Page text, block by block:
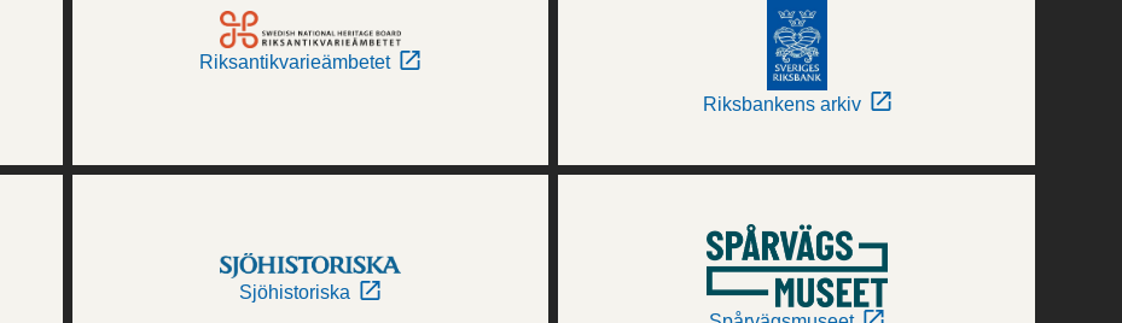
Riksantikvarieämbetet
Riksbankens arkiv
Sjöhistoriska